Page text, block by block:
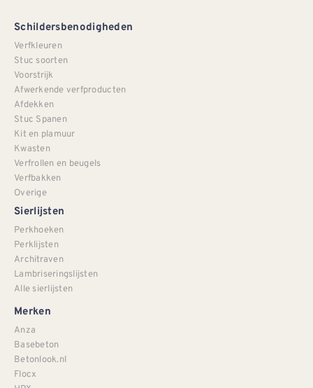
Schildersbenodigheden
Verfkleuren
Stuc soorten
Voorstrijk
Afwerkende verfproducten
Afdekken
Stuc Spanen
Kit en plamuur
Kwasten
Verfrollen en beugels
Verfbakken
Overige
Sierlijsten
Perkhoeken
Perklijsten
Architraven
Lambriseringslijsten
Alle sierlijsten
Merken
Anza
Basebeton
Betonlook.nl
Flocx